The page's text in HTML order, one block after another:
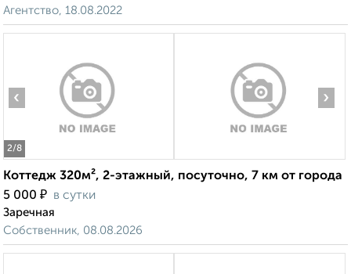
Агентство, 18.08.2022
2/8
‹ ›
Коттедж 320м², 2-этажный, посуточно, 7 км от города
5 000 ₽ в сутки
Заречная
Собственник, 08.08.2026